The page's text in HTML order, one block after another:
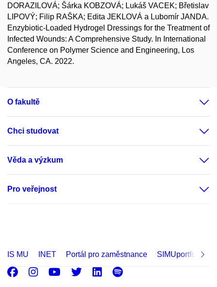
DORAZILOVÁ; Šárka KOBZOVÁ; Lukáš VACEK; Břetislav
LIPOVÝ; Filip RAŠKA; Edita JEKLOVÁ a Lubomír JANDA.
Enzybiotic-Loaded Hydrogel Dressings for the Treatment of
Infected Wounds: A Comprehensive Study. In International
Conference on Polymer Science and Engineering, Los
Angeles, CA. 2022.
O fakultě
Chci studovat
Věda a výzkum
Pro veřejnost
IS MU INET Portál pro zaměstnance SIMUportfolio
Facebook
Instagram
Youtube
Twitter
LinkedIn
Spotify